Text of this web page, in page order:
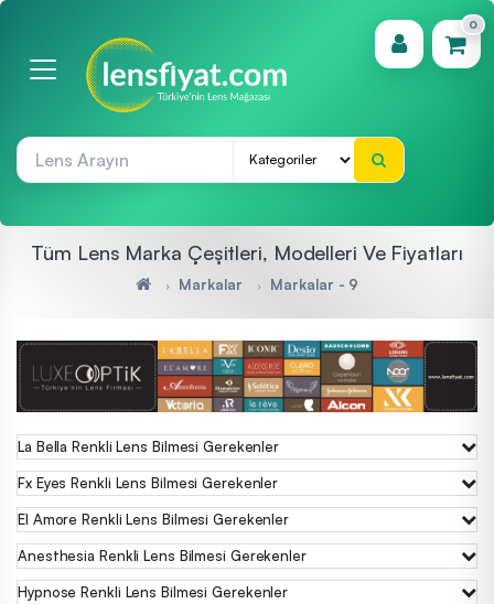
0
(0)
Tüm Lens Marka Çeşitleri, Modelleri Ve Fiyatları
Markalar Markalar - 9
La Bella Renkli Lens Bilmesi Gerekenler
Fx Eyes Renkli Lens Bilmesi Gerekenler
El Amore Renkli Lens Bilmesi Gerekenler
Anesthesia Renkli Lens Bilmesi Gerekenler
Hypnose Renkli Lens Bilmesi Gerekenler